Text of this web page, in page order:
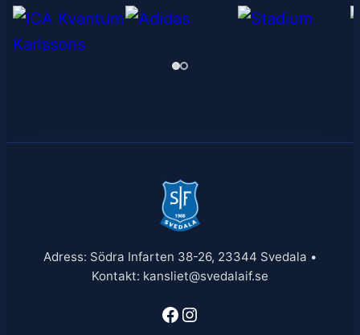
Adress: Södra Infarten 38-26, 23344 Svedala •
Kontakt: kansliet@svedalaif.se
Facebook
Instagram